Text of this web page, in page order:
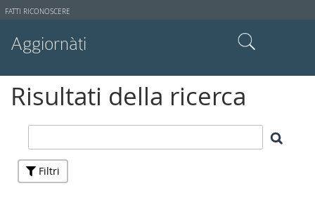
Strumenti
FATTI RICONOSCERE
Aggiornàti
Ricerca avanzata…
Risultati della ricerca
Filtri